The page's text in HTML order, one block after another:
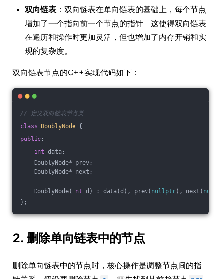
双向链表 ：双向链表在单向链表的基础上，每个节点
增加了一个指向前一个节点的指针，这使得双向链表
在遍历和操作时更加灵活，但也增加了内存开销和实
现的复杂度。
双向链表节点的C++实现代码如下：
// 定义双向链表节点类
class
DoublyNode {
public :
int data;
DoublyNode* prev;
DoublyNode* next;
DoublyNode( int d) : data(d), prev( nullptr), next(
};
2. 删除单向链表中的节点
删除单向链表中的节点时，核心操作是调整节点间的指